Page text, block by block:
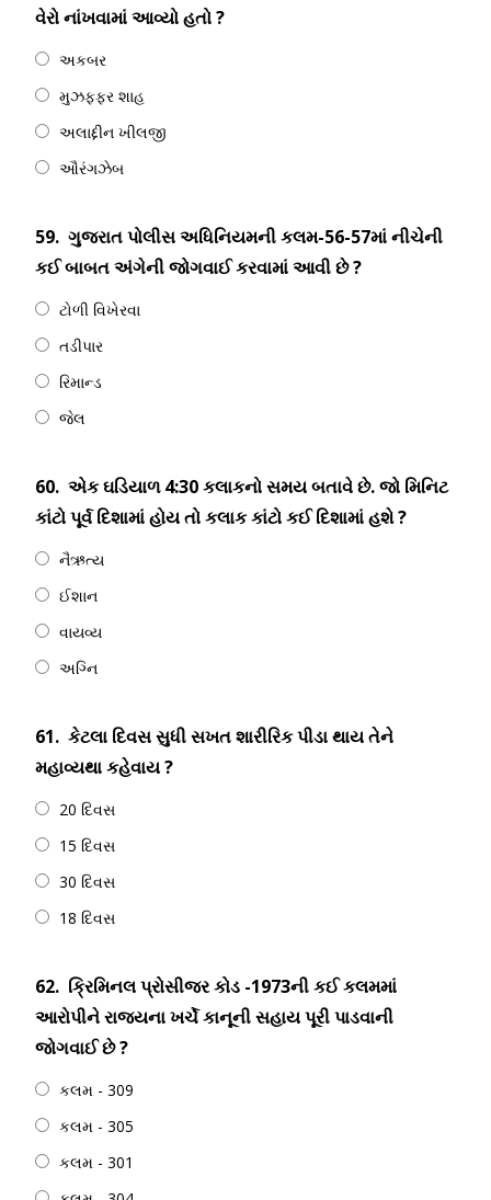
વેરો નાંખવામાં આવ્યો હતો ?
અકબર
મુઝફ્ફર શાહ
અલાદ્દીન ખીલજી
ઔરંગઝેબ
59. ગુજરાત પોલીસ અધિનિયમની કલમ-56-57માં નીચેની
કઈ બાબત અંગેની જોગવાઈ કરવામાં આવી છે ?
ટોળી વિખેરવા
તડીપાર
રિમાન્ડ
જેલ
60. એક ઘડિયાળ 4:30 કલાકનો સમય બતાવે છે. જો મિનિટ
કાંટો પૂર્વ દિશામાં હોય તો કલાક કાંટો કઈ દિશામાં હશે ?
નૈઋત્ય
ઈશાન
વાયવ્ય
અગ્નિ
61. કેટલા દિવસ સુધી સખત શારીરિક પીડા થાય તેને
મહાવ્યથા કહેવાય ?
20 દિવસ
15 દિવસ
30 દિવસ
18 દિવસ
62. ક્રિમિનલ પ્રોસીજર કોડ -1973ની કઈ કલમમાં
આરોપીને રાજયના ખર્ચે કાનૂની સહાય પૂરી પાડવાની
જોગવાઈ છે ?
કલમ - 309
કલમ - 305
કલમ - 301